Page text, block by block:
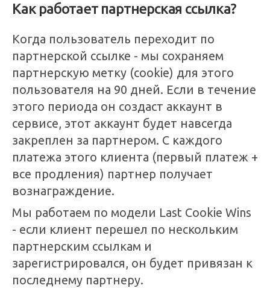
Как работает партнерская ссылка?
Когда пользователь переходит по
партнерской ссылке - мы сохраняем
партнерскую метку (cookie) для этого
пользователя на 90 дней. Если в течение
этого периода он создаст аккаунт в
сервисе, этот аккаунт будет навсегда
закреплен за партнером. С каждого
платежа этого клиента (первый платеж +
все продления) партнер получает
вознаграждение.
Мы работаем по модели Last Cookie Wins
- если клиент перешел по нескольким
партнерским ссылкам и
зарегистрировался, он будет привязан к
последнему партнеру.